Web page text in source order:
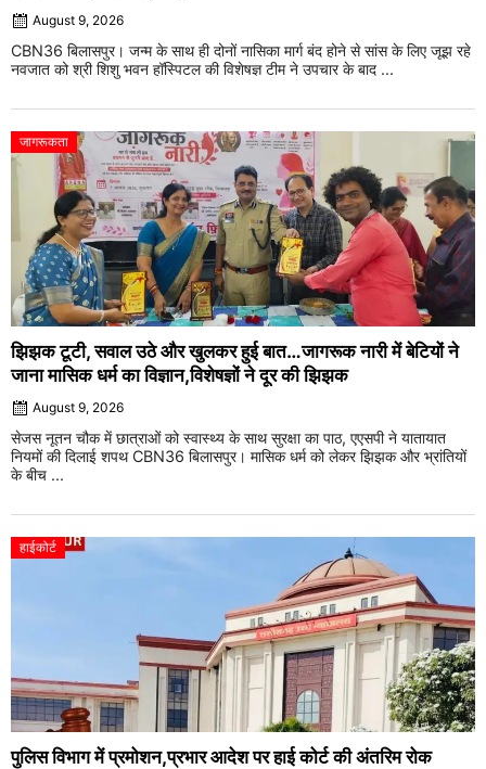
August 9, 2026
CBN36 बिलासपुर। जन्म के साथ ही दोनों नासिका मार्ग बंद होने से सांस के लिए जूझ रहे
नवजात को श्री शिशु भवन हॉस्पिटल की विशेषज्ञ टीम ने उपचार के बाद ...
जागरूकता
झिझक टूटी, सवाल उठे और खुलकर हुई बात…जागरूक नारी में बेटियों ने
जाना मासिक धर्म का विज्ञान,विशेषज्ञों ने दूर की झिझक
August 9, 2026
सेजस नूतन चौक में छात्राओं को स्वास्थ्य के साथ सुरक्षा का पाठ, एएसपी ने यातायात
नियमों की दिलाई शपथ CBN36 बिलासपुर। मासिक धर्म को लेकर झिझक और भ्रांतियों
के बीच ...
हाईकोर्ट
पुलिस विभाग में प्रमोशन,प्रभार आदेश पर हाई कोर्ट की अंतरिम रोक